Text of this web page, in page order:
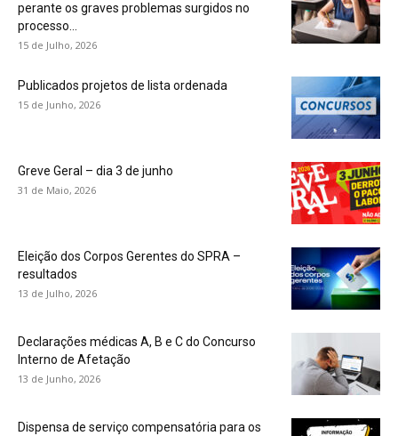
perante os graves problemas surgidos no
processo...
15 de Julho, 2026
Publicados projetos de lista ordenada
15 de Junho, 2026
Greve Geral – dia 3 de junho
31 de Maio, 2026
Eleição dos Corpos Gerentes do SPRA –
resultados
13 de Julho, 2026
Declarações médicas A, B e C do Concurso
Interno de Afetação
13 de Junho, 2026
Dispensa de serviço compensatória para os